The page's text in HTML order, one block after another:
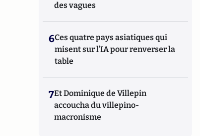
des vagues
6Ces quatre pays asiatiques qui
misent sur l’IA pour renverser la
table
7Et Dominique de Villepin
accoucha du villepino-
macronisme